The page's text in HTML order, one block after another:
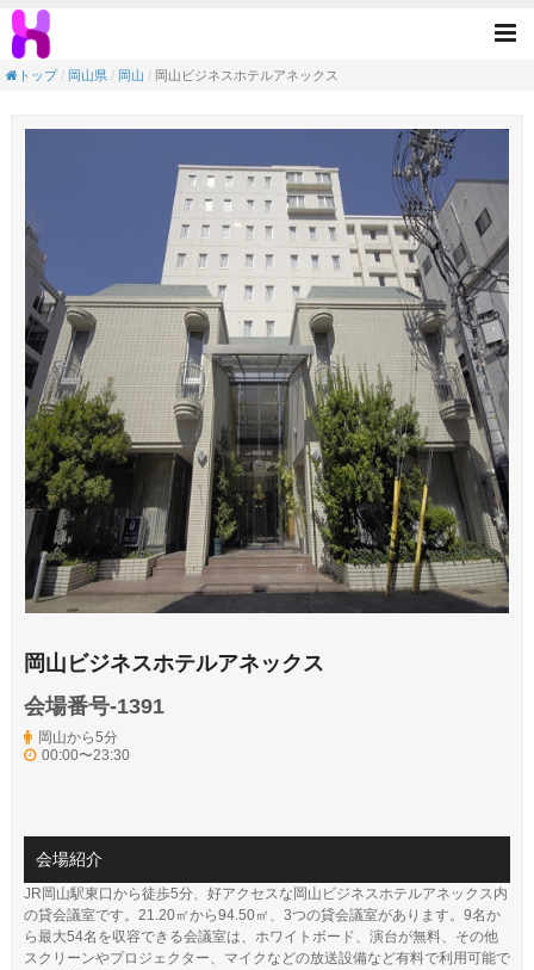
岡山ビジネスホテルアネックス(岡山駅／岡
トップ
岡山県 岡山 岡山ビジネスホテルアネックス
岡山ビジネスホテルアネックス
会場番号-1391
岡山から5分
00:00〜23:30
会場紹介
JR岡山駅東口から徒歩5分、好アクセスな岡山ビジネスホテルアネックス内
の貸会議室です。21.20㎡から94.50㎡、3つの貸会議室があります。9名か
ら最大54名を収容できる会議室は、ホワイトボード、演台が無料、その他
スクリーンやプロジェクター、マイクなどの放送設備など有料で利用可能で